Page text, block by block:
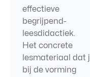
effectieve
begrijpend-
leesdidactiek.
Het concrete
lesmateriaal dat
bij de vorming